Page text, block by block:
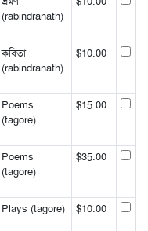
(rabindranath)
কবিতা
(rabindranath)
$10.00
Poems
(tagore)
$15.00
Poems
(tagore)
$35.00
Plays (tagore) $10.00